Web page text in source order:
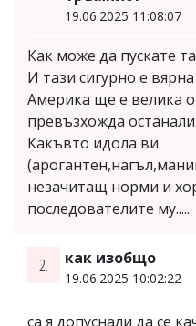
19.06.2025 11:08:07
Как може да пускате
И тази сигурно е
Америка ще е велика
превъзхожда
Какъвто идола ви
незачитащ норми и
последователите му.....
2. как изобщо
19.06.2025 10:02:22
са я допуснали да се